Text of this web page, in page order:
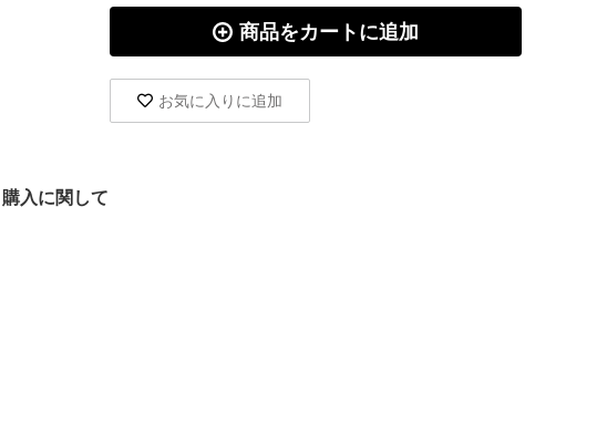
商品をカートに追加
お気に入りに追加
購入に関して